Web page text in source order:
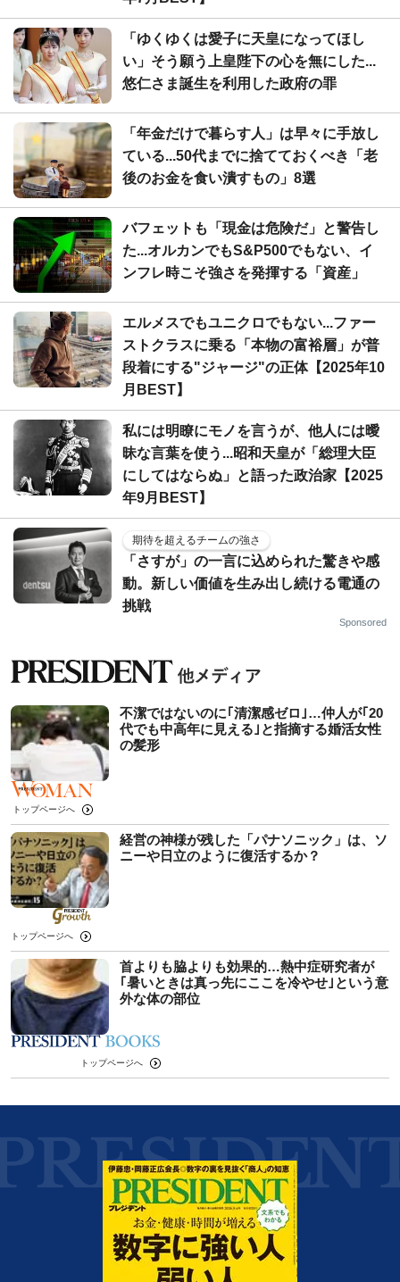
「ゆくゆくは愛子に天皇になってほし
い」そう願う上皇陛下の心を無にした...
悠仁さま誕生を利用した政府の罪
「年金だけで暮らす人」は早々に手放し
ている...50代までに捨てておくべき「老
後のお金を食い潰すもの」8選
バフェットも「現金は危険だ」と警告し
た...オルカンでもS&P500でもない、イ
ンフレ時こそ強さを発揮する「資産」
エルメスでもユニクロでもない...ファー
ストクラスに乗る「本物の富裕層」が普
段着にする"ジャージ"の正体【2025年10
月BEST】
私には明瞭にモノを言うが、他人には曖
昧な言葉を使う...昭和天皇が「総理大臣
にしてはならぬ」と語った政治家【2025
年9月BEST】
期待を超えるチームの強さ
「さすが」の一言に込められた驚きや感
動。新しい価値を生み出し続ける電通の
挑戦
Sponsored
不潔ではないのに｢清潔感ゼロ｣…仲人が｢20
代でも中高年に見える｣と指摘する婚活女性
の髪形
トップページへ
経営の神様が残した「パナソニック」は、ソ
ニーや日立のように復活するか？
トップページへ
首よりも脇よりも効果的…熱中症研究者が
｢暑いときは真っ先にここを冷やせ｣という意
外な体の部位
トップページへ